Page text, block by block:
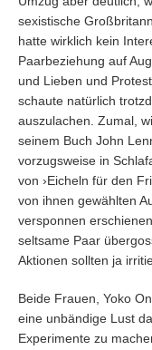
sexistische
hatte wirklich kein
Paarbeziehung auf
und Lieben und
schaute natürlich
auszulachen. Zumal,
seinem Buch John
vorzugsweise in
von ›Eicheln für den
von ihnen gewählten
versponnen
seltsame Paar
Aktionen sollten ja
Beide Frauen, Yoko
eine unbändige Lust
Experimente zu